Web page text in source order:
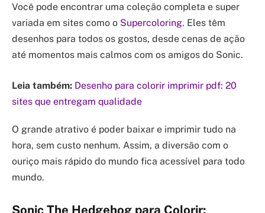
Você pode encontrar uma coleção completa e super
variada em sites como o Supercoloring. Eles têm
desenhos para todos os gostos, desde cenas de ação
até momentos mais calmos com os amigos do Sonic.
Leia também: Desenho para colorir imprimir pdf: 20
sites que entregam qualidade
O grande atrativo é poder baixar e imprimir tudo na
hora, sem custo nenhum. Assim, a diversão com o
ouriço mais rápido do mundo fica acessível para todo
mundo.